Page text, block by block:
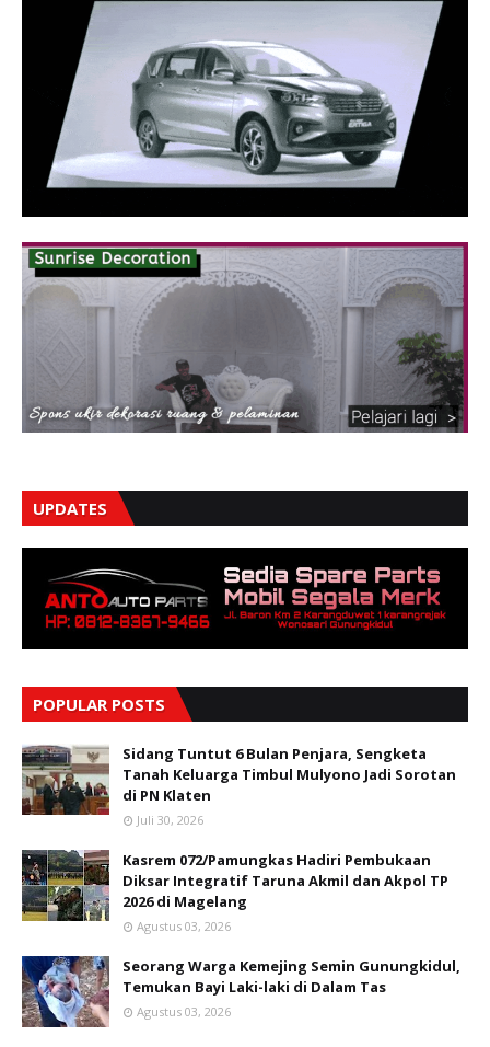
UPDATES
POPULAR POSTS
Sidang Tuntut 6 Bulan Penjara, Sengketa
Tanah Keluarga Timbul Mulyono Jadi Sorotan
di PN Klaten
Juli 30, 2026
Kasrem 072/Pamungkas Hadiri Pembukaan
Diksar Integratif Taruna Akmil dan Akpol TP
2026 di Magelang
Agustus 03, 2026
Seorang Warga Kemejing Semin Gunungkidul,
Temukan Bayi Laki-laki di Dalam Tas
Agustus 03, 2026